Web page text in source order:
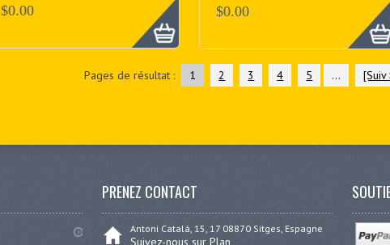
$0.00 $0.00
Pages de résultat : 1 2 3 4 5 ... [Suiv
PRENEZ CONTACT
Antoni Catalá, 15, 17 08870 Sitges, Espagne
Suivez-nous sur Plan